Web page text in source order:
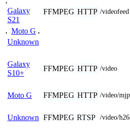
Galaxy
S21
, Moto G ,
Unknown
FFMPEG HTTP /videofeed
Galaxy
S10+
FFMPEG HTTP /video
Moto G FFMPEG HTTP /video/
Unknown FFMPEG RTSP /video/